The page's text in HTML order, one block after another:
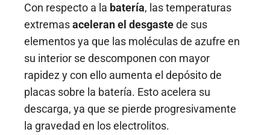
Con respecto a la batería, las temperaturas
extremasaceleran el desgastede sus
elementos ya que las moléculas de azufre en
su interior se descomponen con mayor
rapidez y con ello aumenta el depósito de
placas sobre la batería. Esto acelera su
descarga, ya que se pierde progresivamente
la gravedad en los electrolitos.